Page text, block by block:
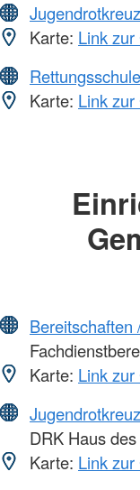
Jugendrotkreuz
Karte: Link
Rettungsschule
Karte: Link
Bereitschaften
Karte: Link
Jugendrotkreuz
DRK Haus
Karte: Link